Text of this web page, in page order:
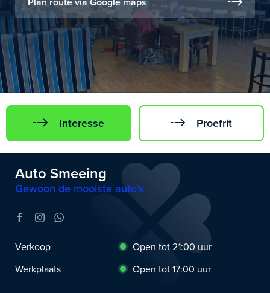
Plan route via Google maps
Interesse Proefrit
Auto Smeeing
Gewoon de mooiste auto’s
Verkoop
Open tot 21:00 uur
Werkplaats
Open tot 17:00 uur